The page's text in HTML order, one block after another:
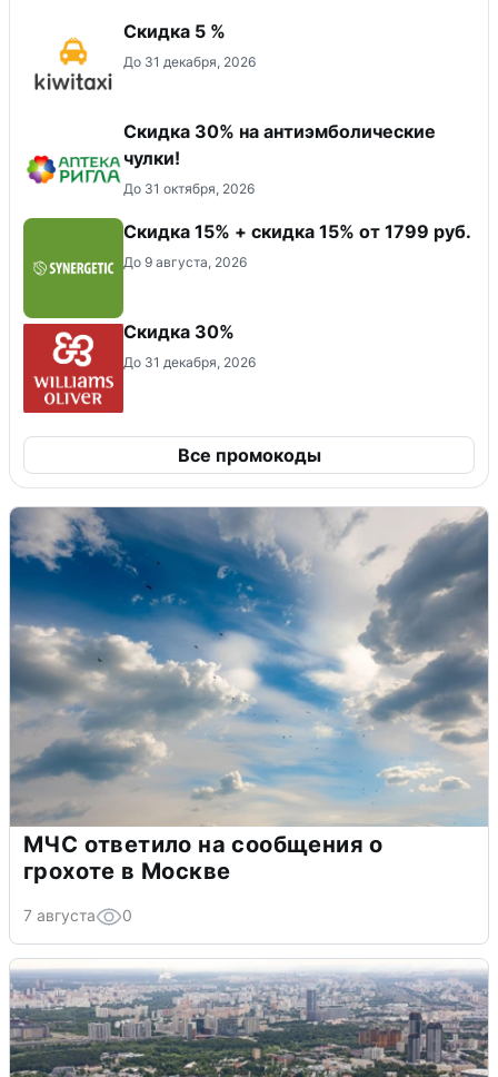
Скидка 5 %
До 31 декабря, 2026
Скидка 30% на антиэмболические
чулки!
До 31 октября, 2026
Скидка 15% + скидка 15% от 1799 руб.
До 9 августа, 2026
Скидка 30%
До 31 декабря, 2026
Все промокоды
МЧС ответило на сообщения о
грохоте в Москве
7 августа 0